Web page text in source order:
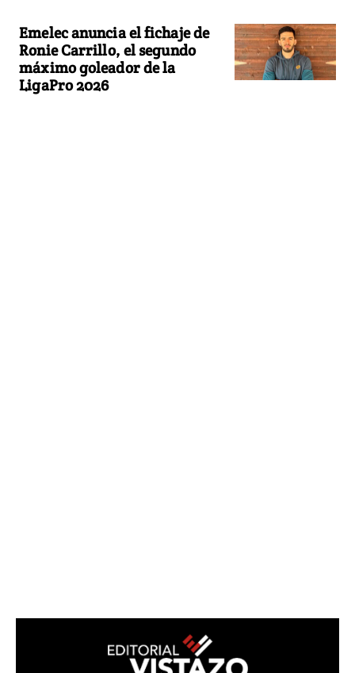
Emelec anuncia el fichaje de
Ronie Carrillo, el segundo
máximo goleador de la
LigaPro 2026